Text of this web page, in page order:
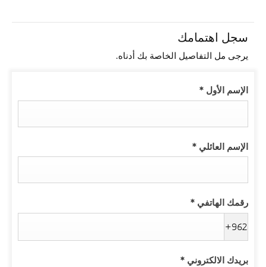
سجل اهتمامك
يرجى مل التفاصيل الخاصة بك أدناه.
الإسم الأول*
الإسم العائلي*
رقمك الهاتفي*
+962
بريدك الالكتروني*